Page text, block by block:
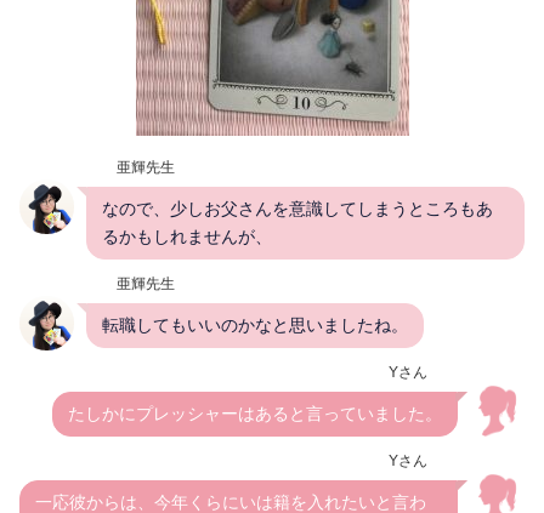
亜輝先生
なので、少しお父さんを意識してしまうところもあ
るかもしれませんが、
亜輝先生
転職してもいいのかなと思いましたね。
Yさん
たしかにプレッシャーはあると言っていました。
Yさん
一応彼からは、今年くらにいは籍を入れたいと言わ